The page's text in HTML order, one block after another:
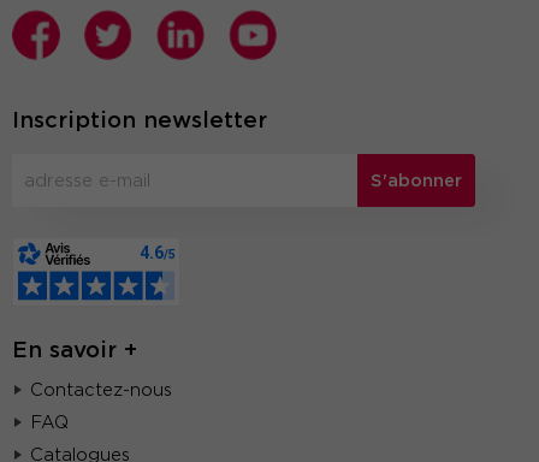
Inscription newsletter
S'abonner
En savoir +
Contactez-nous
FAQ
Catalogues